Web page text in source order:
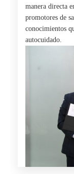
manera directa
promotores de
conocimientos
autocuidado.